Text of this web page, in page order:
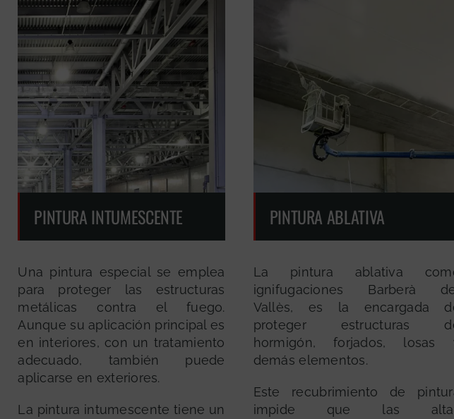
PINTURA INTUMESCENTE
Una pintura especial se emplea
para proteger las estructuras
metálicas contra el fuego.
Aunque su aplicación principal es
en interiores, con un tratamiento
adecuado, también puede
aplicarse en exteriores.
La pintura intumescente tiene un
PINTURA ABLATIVA
La pintura ablativa
ignifugaciones Barberà
Vallès, es la encargada
proteger estructuras
hormigón, forjados, losas
demás elementos.
Este recubrimiento de
impide que las